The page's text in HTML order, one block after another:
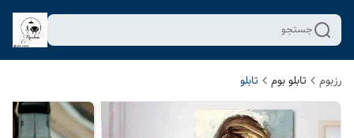
جستجو
رزبوم تابلو بوم تابلو